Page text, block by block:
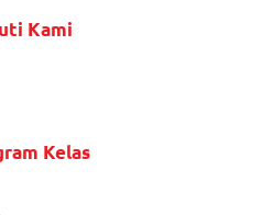
Kami
Kelas